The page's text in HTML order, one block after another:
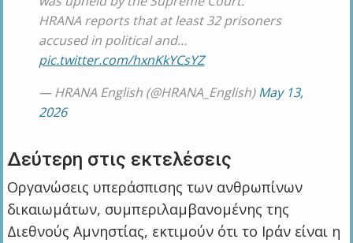
HRANA reports that at least 32 prisoners
accused in political and…
pic.twitter.com/hxnKkYCsYZ
— HRANA English (@HRANA_English)May 13,
2026
Δεύτερη στις εκτελέσεις
Οργανώσεις υπεράσπισης των ανθρωπίνων
δικαιωμάτων, συμπεριλαμβανομένης της
Διεθνούς Αμνηστίας, εκτιμούν ότι το Ιράν είναι η